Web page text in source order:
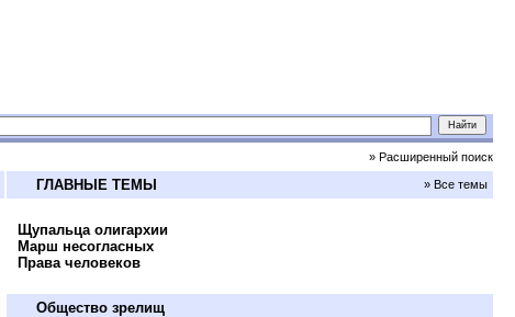
» Расширенный поиск
ГЛАВНЫЕ ТЕМЫ » Все темы
Щупальца олигархии
Марш несогласных
Права человеков
Общество зрелищ